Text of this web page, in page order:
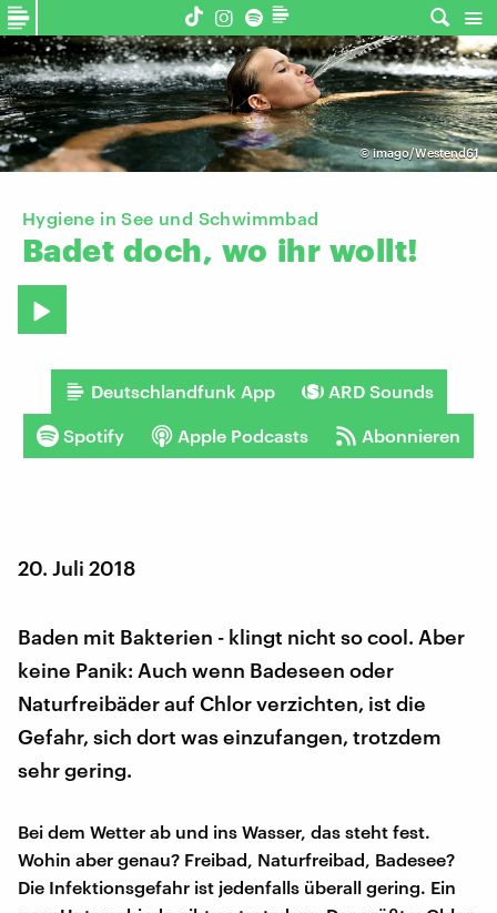
©imago/Westend61
Hygiene in See und Schwimmbad
Badet doch, wo ihr wollt!
Deutschlandfunk App ARD Sounds
Spotify Apple Podcasts Abonnieren
20. Juli 2018
Baden mit Bakterien - klingt nicht so cool. Aber
keine Panik: Auch wenn Badeseen oder
Naturfreibäder auf Chlor verzichten, ist die
Gefahr, sich dort was einzufangen, trotzdem
sehr gering.
Bei dem Wetter ab und ins Wasser, das steht fest.
Wohin aber genau? Freibad, Naturfreibad, Badesee?
Die Infektionsgefahr ist jedenfalls überall gering. Ein